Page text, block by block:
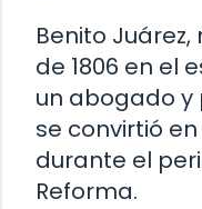
Benito Juárez,
de 1806 en el
un abogado y
se convirtió
durante el
Reforma.